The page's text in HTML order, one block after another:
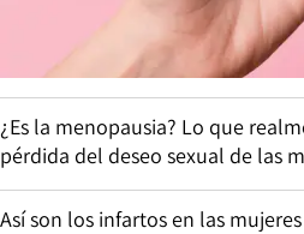
¿Es la menopausia? Lo que
pérdida del deseo sexual de las
Así son los infartos en las mujeres